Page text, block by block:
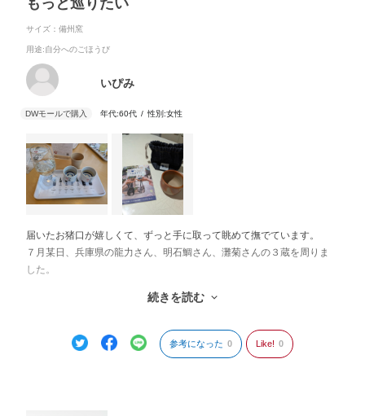
サイズ：備州窯
用途:自分へのごほうび
いぴみ
年代:60代 性別:女性
届いたお猪口が嬉しくて、ずっと手に取って眺めて撫でています。
７月某日、兵庫県の龍力さん、明石鯛さん、灘菊さんの３蔵を周りま
した。
がたいものでした。試飲したら購入もしたくなるし、有料であっても
昼食は明石の魚の棚商店街の明石焼きと、タコのぺったん煎餅の食べ
続きを読む
参考になった 0 Like! 0